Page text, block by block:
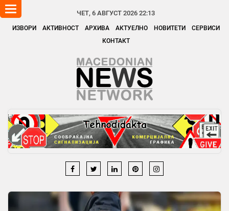
ЧЕТ, 6 АВГУСТ 2026 22:13
ИЗВОРИ АКТИВНОСТ АРХИВА АКТУЕЛНО НОВИТЕТИ
СЕРВИСИ
КОНТАКТ
Toggle
navigation